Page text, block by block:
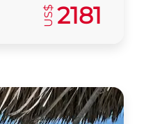
US$2181